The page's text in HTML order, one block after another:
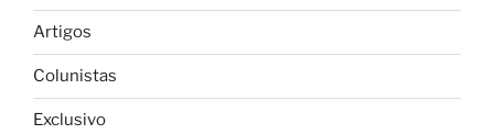
Artigos
Colunistas
Exclusivo